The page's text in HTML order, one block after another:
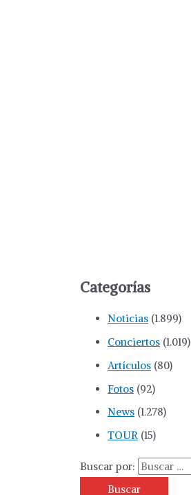
Categorías
Noticias (1.899)
Conciertos (1.019)
Artículos (80)
Fotos (92)
News (1.278)
TOUR (15)
Buscar por: